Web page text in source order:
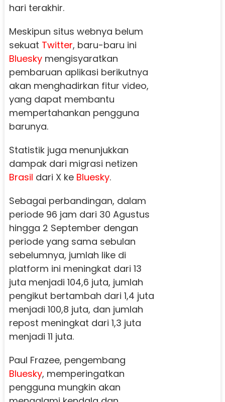
hari terakhir.
Meskipun situs webnya belum
sekuat Twitter, baru-baru ini
Blueskymengisyaratkan
pembaruan aplikasi berikutnya
akan menghadirkan fitur video,
yang dapat membantu
mempertahankan pengguna
barunya.
Statistik juga menunjukkan
dampak dari migrasi netizen
Brasil dari X ke Bluesky.
Sebagai perbandingan, dalam
periode 96 jam dari 30 Agustus
hingga 2 September dengan
periode yang sama sebulan
sebelumnya, jumlah like di
platform ini meningkat dari 13
juta menjadi 104,6 juta, jumlah
pengikut bertambah dari 1,4 juta
menjadi 100,8 juta, dan jumlah
repost meningkat dari 1,3 juta
menjadi 11 juta.
Paul Frazee, pengembang
Bluesky, memperingatkan
pengguna mungkin akan